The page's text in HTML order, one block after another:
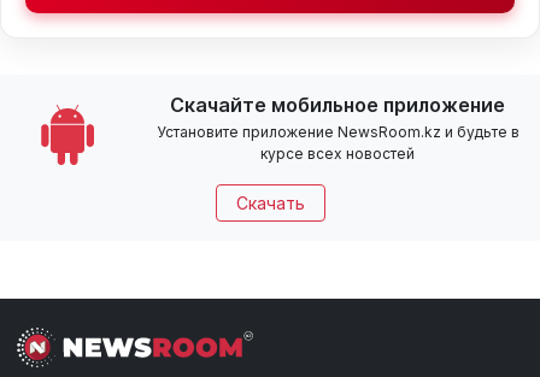
Скачайте мобильное приложение
Установите приложение NewsRoom.kz и будьте в
курсе всех новостей
Скачать